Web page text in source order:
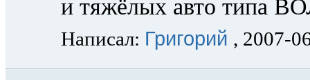
и тяжёлых авто типа
Написал: Григорий , 2007-